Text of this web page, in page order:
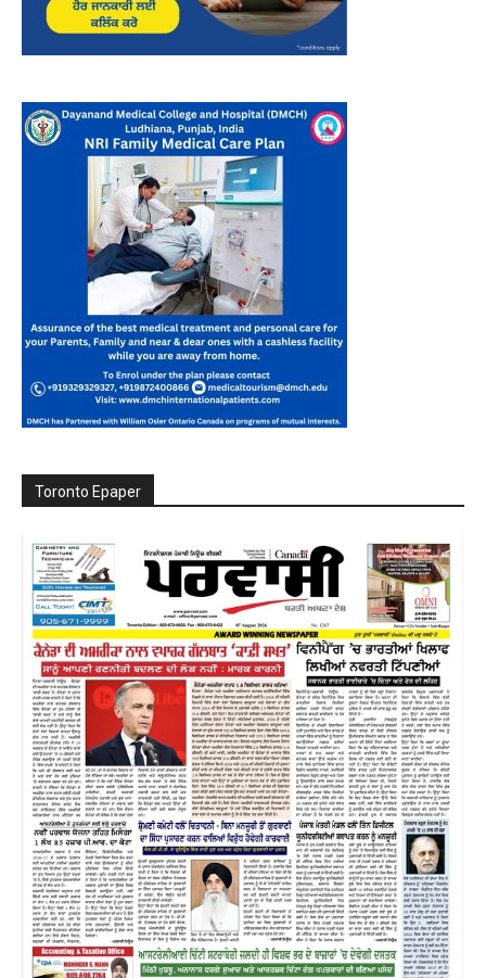
Toronto Epaper